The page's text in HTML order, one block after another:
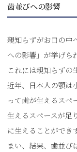
歯並びへの影響
親知らずがお口の中
への影響」が挙げら
これには親知らずの
近年、日本人の顎は
って歯が生えるスペ
生えるスペースが足
に生えることができ
まい、結果、歯並び